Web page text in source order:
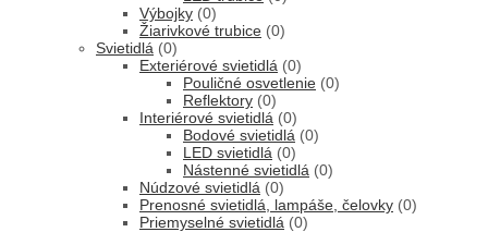
Výbojky (0)
Žiarivkové trubice (0)
Svietidlá (0)
Exteriérové svietidlá (0)
Pouličné osvetlenie (0)
Reflektory (0)
Interiérové svietidlá (0)
Bodové svietidlá (0)
LED svietidlá (0)
Nástenné svietidlá (0)
Núdzové svietidlá (0)
Prenosné svietidlá, lampáše, čelovky (0)
Priemyselné svietidlá (0)